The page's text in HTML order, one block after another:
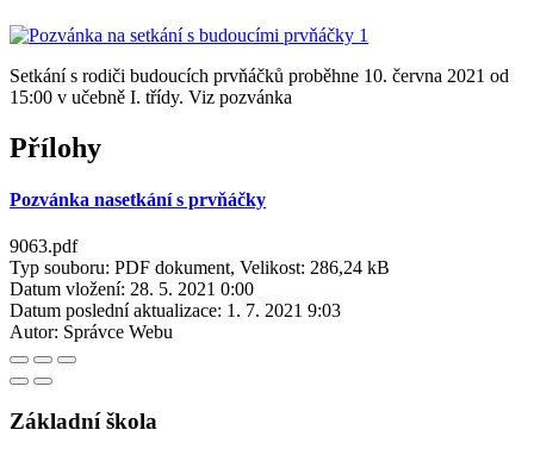
Setkání s rodiči budoucích prvňáčků proběhne 10. června 2021 od
15:00 v učebně I. třídy. Viz pozvánka
Přílohy
Pozvánka nasetkání s prvňáčky
9063.pdf
Typ souboru: PDF dokument, Velikost: 286,24 kB
Datum vložení: 28. 5. 2021 0:00
Datum poslední aktualizace: 1. 7. 2021 9:03
Autor: Správce Webu
Základní škola